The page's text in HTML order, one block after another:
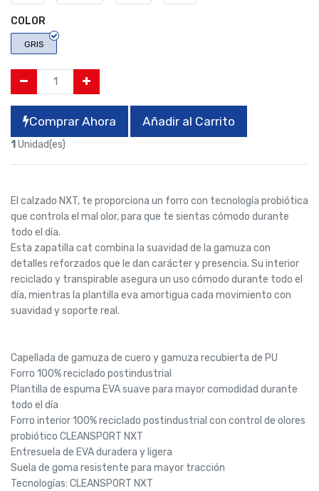
COLOR
GRIS
Comprar Ahora Añadir al Carrito
1 Unidad(es)
El calzado NXT, te proporciona un forro con tecnología probiótica
que controla el mal olor, para que te sientas cómodo durante
todo el día.
Esta zapatilla cat combina la suavidad de la gamuza con
detalles reforzados que le dan carácter y presencia. Su interior
reciclado y transpirable asegura un uso cómodo durante todo el
día, mientras la plantilla eva amortigua cada movimiento con
suavidad y soporte real.
Capellada de gamuza de cuero y gamuza recubierta de PU
Forro 100% reciclado postindustrial
Plantilla de espuma EVA suave para mayor comodidad durante
todo el día
Forro interior 100% reciclado postindustrial con control de olores
probiótico CLEANSPORT NXT
Entresuela de EVA duradera y ligera
Suela de goma resistente para mayor tracción
Tecnologías: CLEANSPORT NXT